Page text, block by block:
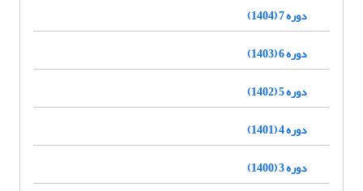
دوره 7 (1404)
دوره 6 (1403)
دوره 5 (1402)
دوره 4 (1401)
دوره 3 (1400)